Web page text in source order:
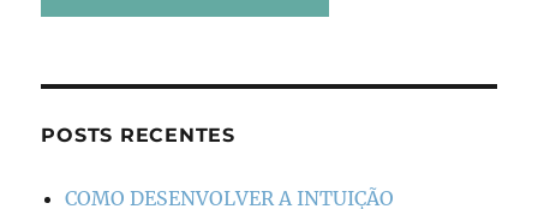
POSTS RECENTES
COMO DESENVOLVER A INTUIÇÃO